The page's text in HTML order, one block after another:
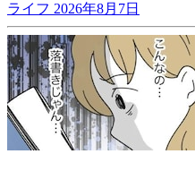
ライフ 2026年8月7日